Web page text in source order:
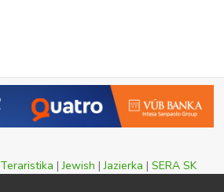
Teraristika |Jewish |Jazierka | SERA SK